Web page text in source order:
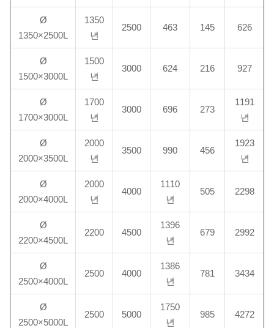
Ø
1350×2500L
1350
년
2500 463 145 626
Ø
1500×3000L
1500
년
3000 624 216 927
Ø
1700×3000L
1700
년
3000 696 273
1191
년
Ø
2000×3500L
2000
년
3500 990 456
1923
년
Ø
2000×4000L
2000
년
4000
1110
년
505 2298
Ø
2200×4500L
2200 4500
1396
년
679 2992
Ø
2500×4000L
2500 4000
1386
년
781 3434
Ø
2500×5000L
2500 5000
1750
년
985 4272